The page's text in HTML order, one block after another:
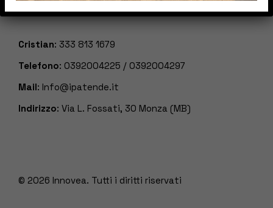
Cristian: 333 813 1679
Telefono: 0392004225 / 0392004297
Mail: Info@ipatende.it
Indirizzo: Via L. Fossati, 30 Monza (MB)
© 2026 Innovea. Tutti i diritti riservati